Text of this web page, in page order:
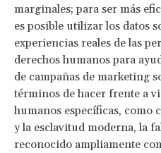
marginales; para ser más
es posible utilizar los datos
experiencias reales de las
derechos humanos para
de campañas de marketing
términos de hacer frente a
humanos específicas, como
y la esclavitud moderna, la
reconocido ampliamente